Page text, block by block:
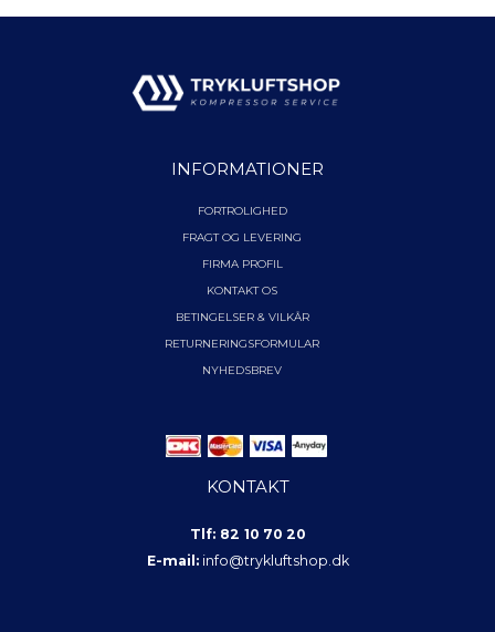
INFORMATIONER
FORTROLIGHED
FRAGT OG LEVERING
FIRMA PROFIL
KONTAKT OS
BETINGELSER & VILKÅR
RETURNERINGSFORMULAR
NYHEDSBREV
KONTAKT
Tlf: 82 10 70 20
E-mail: info@trykluftshop.dk